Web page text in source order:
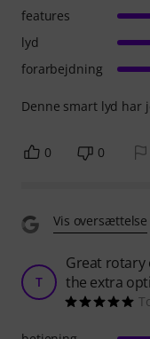
Denne smart lyd har
features
lyd
forarbejdning
0 0
Vis oversættelse
T
Great rotary
the extra